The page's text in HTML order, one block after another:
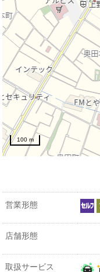
100 m
営業形態
店舗形態
取扱サービス